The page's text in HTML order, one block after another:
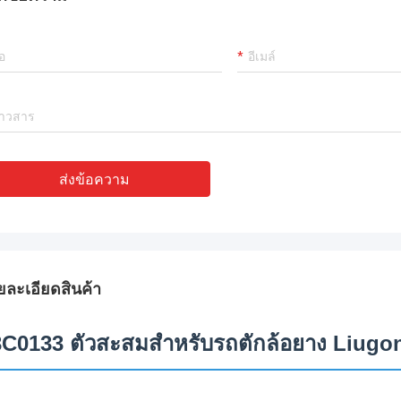
ส่งข้อความ
ละเอียดสินค้า
ตัวสะสมสำหรับรถตักล้อยาง